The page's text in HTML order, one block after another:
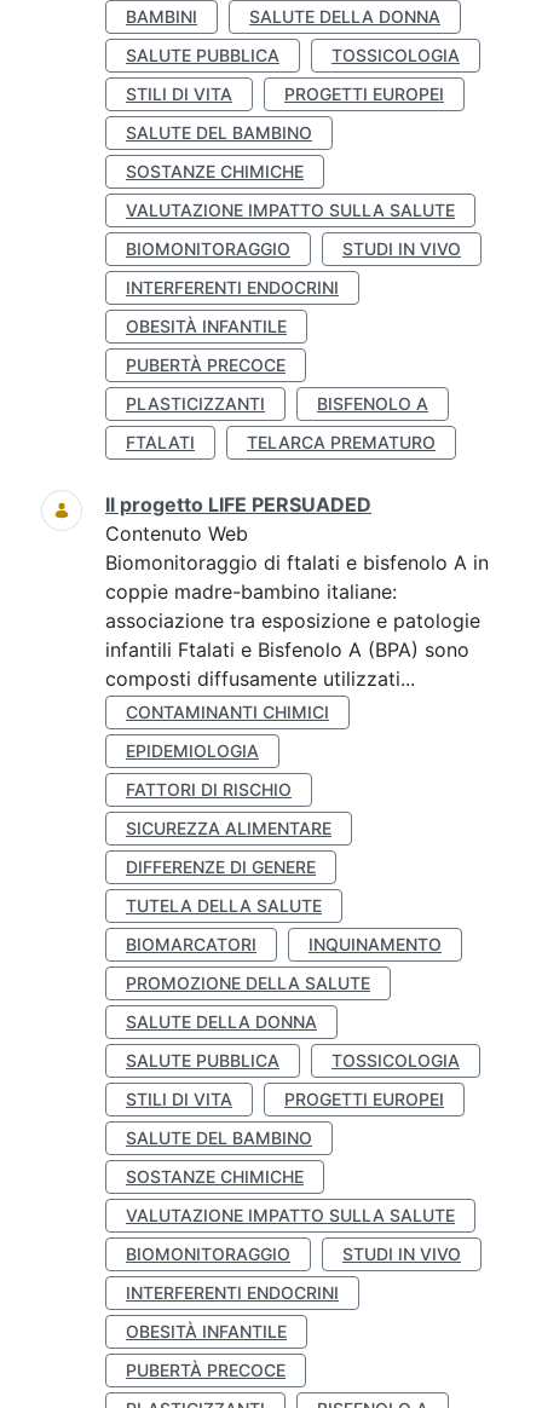
BAMBINI
SALUTE DELLA DONNA
SALUTE PUBBLICA
TOSSICOLOGIA
STILI DI VITA
PROGETTI EUROPEI
SALUTE DEL BAMBINO
SOSTANZE CHIMICHE
VALUTAZIONE IMPATTO SULLA SALUTE
BIOMONITORAGGIO
STUDI IN VIVO
INTERFERENTI ENDOCRINI
OBESITÀ INFANTILE
PUBERTÀ PRECOCE
PLASTICIZZANTI
BISFENOLO A
FTALATI
TELARCA PREMATURO
Il progetto LIFE PERSUADED
Contenuto Web
Biomonitoraggio di ftalati e bisfenolo A in
coppie madre-bambino italiane:
associazione tra esposizione e patologie
infantili Ftalati e Bisfenolo A (BPA) sono
composti diffusamente utilizzati...
CONTAMINANTI CHIMICI
EPIDEMIOLOGIA
FATTORI DI RISCHIO
SICUREZZA ALIMENTARE
DIFFERENZE DI GENERE
TUTELA DELLA SALUTE
BIOMARCATORI
INQUINAMENTO
PROMOZIONE DELLA SALUTE
SALUTE DELLA DONNA
SALUTE PUBBLICA
TOSSICOLOGIA
STILI DI VITA
PROGETTI EUROPEI
SALUTE DEL BAMBINO
SOSTANZE CHIMICHE
VALUTAZIONE IMPATTO SULLA SALUTE
BIOMONITORAGGIO
STUDI IN VIVO
INTERFERENTI ENDOCRINI
OBESITÀ INFANTILE
PUBERTÀ PRECOCE